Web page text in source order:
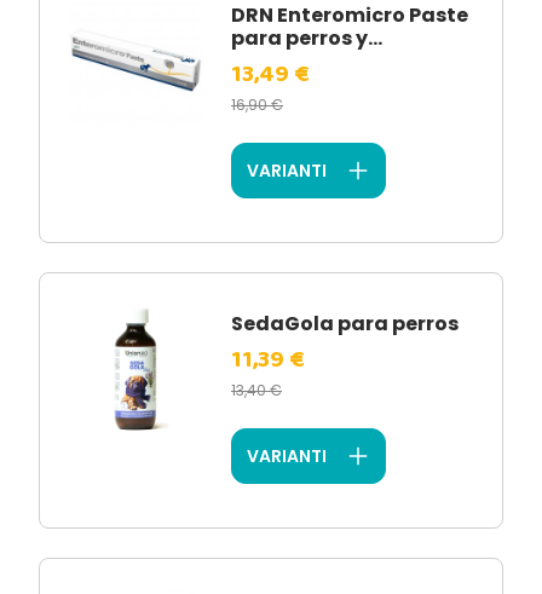
DRN Enteromicro Paste
para perros y...
13,49 €
16,90 €
VARIANTI
SedaGola para perros
11,39 €
13,40 €
VARIANTI